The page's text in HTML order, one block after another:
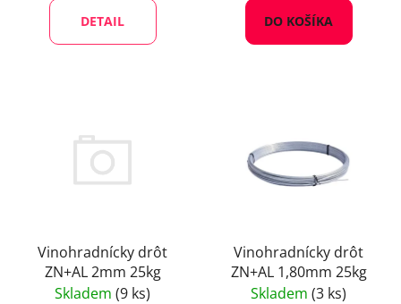
DETAIL DO KOŠÍKA
Vinohradnícky drôt
ZN+AL 2mm 25kg
Skladem (9 ks)
Vinohradnícky drôt
ZN+AL 1,80mm 25kg
Skladem (3 ks)